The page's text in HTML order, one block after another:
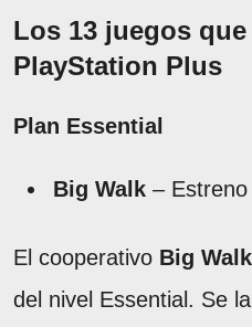
Los 13 juegos
PlayStation Plus
Plan Essential
Big Walk –
El cooperativo Big Walk
del nivel Essential. Se